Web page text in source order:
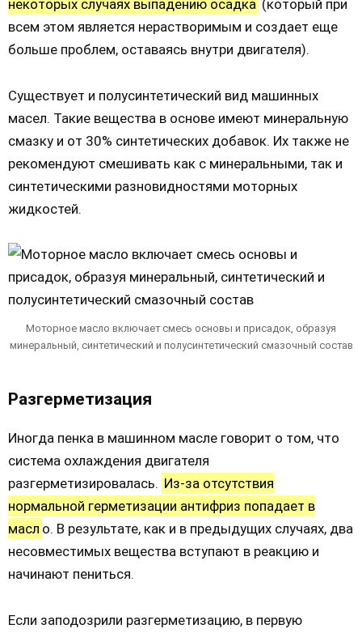
некоторых случаях выпадению осадка (который при
всем этом является нерастворимым и создает еще
больше проблем, оставаясь внутри двигателя).
Существует и полусинтетический вид машинных
масел. Такие вещества в основе имеют минеральную
смазку и от 30% синтетических добавок. Их также не
рекомендуют смешивать как с минеральными, так и
синтетическими разновидностями моторных
жидкостей.
Моторное масло включает смесь основы и присадок, образуя
минеральный, синтетический и полусинтетический смазочный состав
Разгерметизация
Иногда пенка в машинном масле говорит о том, что
система охлаждения двигателя
разгерметизировалась. Из-за отсутствия
нормальной герметизации антифриз попадает в
масл о. В результате, как и в предыдущих случаях, два
несовместимых вещества вступают в реакцию и
начинают пениться.
Если заподозрили разгерметизацию, в первую